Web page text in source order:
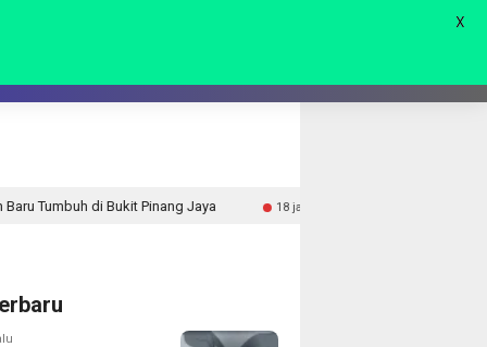
Jaya 18 jam lalu Drainase Gang Alpukat II Terus Dibangun,
X